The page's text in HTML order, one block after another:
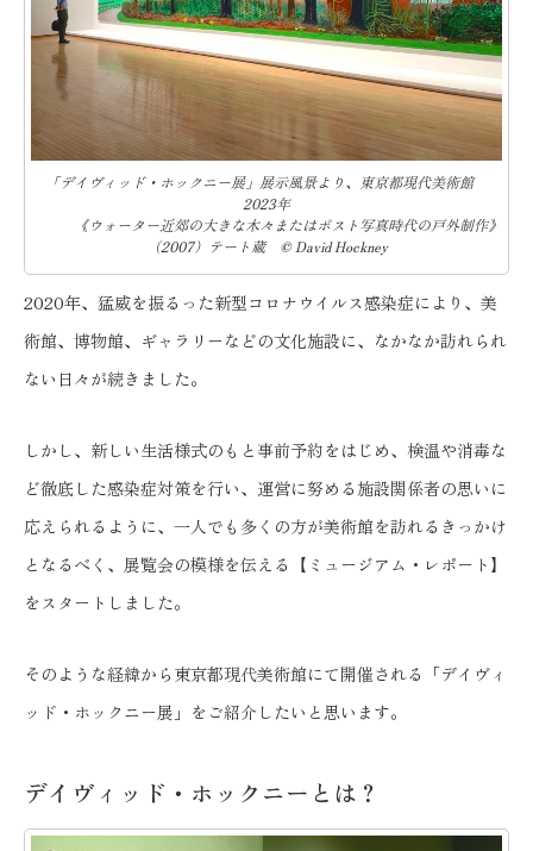
「デイヴィッド・ホックニー展」展示風景より、東京都現代美術館
2023年
《ウォーター近郊の大きな木々またはポスト写真時代の戸外制作》
（2007）テート蔵 © David Hockney
2020年、猛威を振るった新型コロナウイルス感染症により、美
術館、博物館、ギャラリーなどの文化施設に、なかなか訪れられ
ない日々が続きました。
しかし、新しい生活様式のもと事前予約をはじめ、検温や消毒な
ど徹底した感染症対策を行い、運営に努める施設関係者の思いに
応えられるように、一人でも多くの方が美術館を訪れるきっかけ
となるべく、展覧会の模様を伝える【ミュージアム・レポート】
をスタートしました。
そのような経緯から東京都現代美術館にて開催される「デイヴィ
ッド・ホックニー展」をご紹介したいと思います。
デイヴィッド・ホックニーとは？